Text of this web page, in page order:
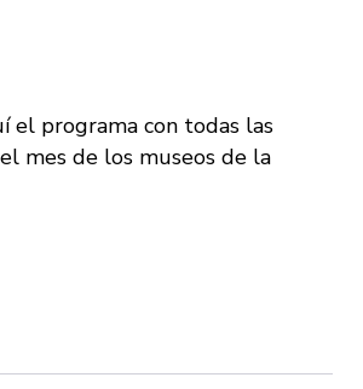
el programa con todas las
mes de los museos de la